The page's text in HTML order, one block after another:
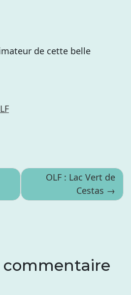
de cette belle
OLF : Lac Vert de
Cestas
commentaire